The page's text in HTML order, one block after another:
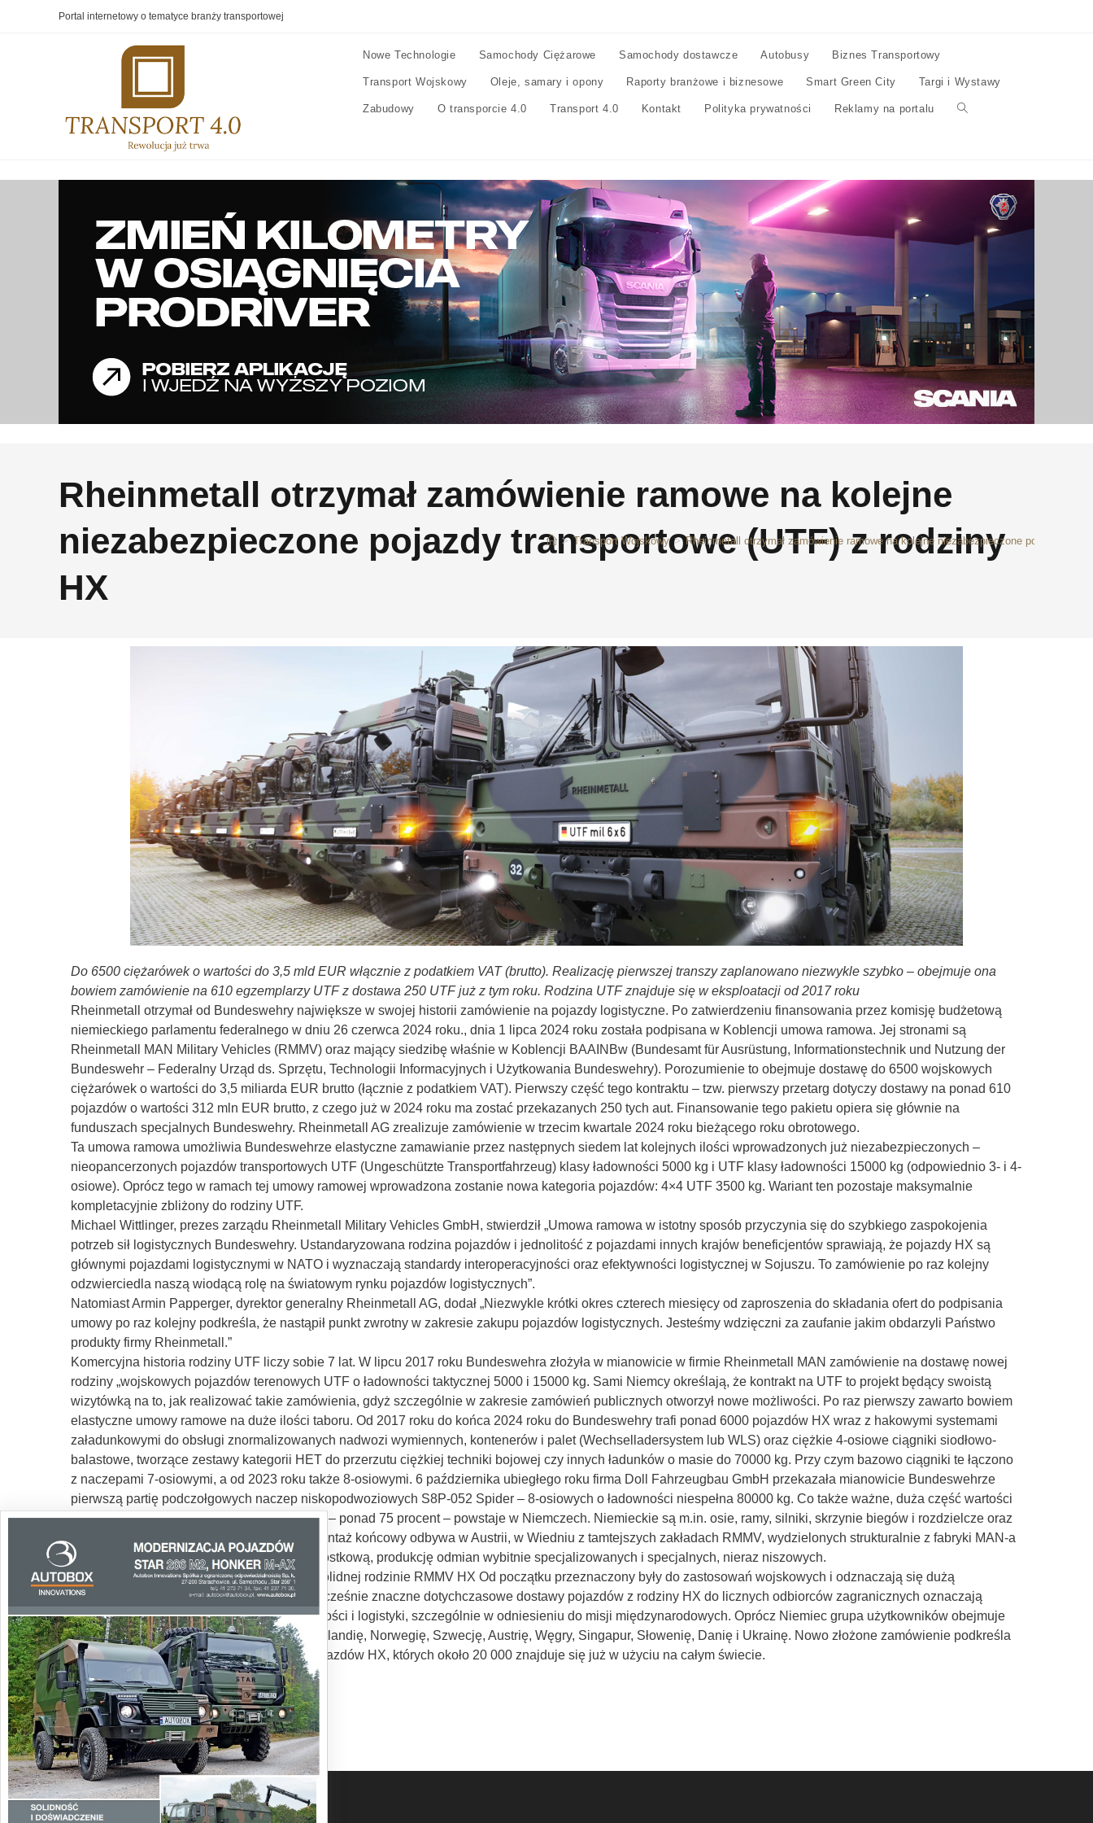
Portal internetowy o tematyce branży transportowej
Nowe Technologie Samochody Ciężarowe Samochody dostawcze Autobusy Biznes Transportowy
Transport Wojskowy Oleje, samary i opony Raporty branżowe i biznesowe Smart Green City Targi i Wystawy
Zabudowy O transporcie 4.0 Transport 4.0 Kontakt Polityka prywatności Reklamy na portalu
Rheinmetall otrzymał zamówienie ramowe na kolejne
niezabezpieczone pojazdy transportowe (UTF) z rodziny
HX
> Transport Wojskowy > Rheinmetall otrzymał zamówienie ramowe na kolejne niezabezpieczone pojazdy
Do 6500 ciężarówek o wartości do 3,5 mld EUR włącznie z podatkiem VAT (brutto). Realizację pierwszej transzy zaplanowano niezwykle szybko – obejmuje ona
bowiem zamówienie na 610 egzemplarzy UTF z dostawa 250 UTF już z tym roku. Rodzina UTF znajduje się w eksploatacji od 2017 roku
Rheinmetall otrzymał od Bundeswehry największe w swojej historii zamówienie na pojazdy logistyczne. Po zatwierdzeniu finansowania przez komisję budżetową
niemieckiego parlamentu federalnego w dniu 26 czerwca 2024 roku., dnia 1 lipca 2024 roku została podpisana w Koblencji umowa ramowa. Jej stronami są
Rheinmetall MAN Military Vehicles (RMMV) oraz mający siedzibę właśnie w Koblencji BAAINBw (Bundesamt für Ausrüstung, Informationstechnik und Nutzung der
Bundeswehr – Federalny Urząd ds. Sprzętu, Technologii Informacyjnych i Użytkowania Bundeswehry). Porozumienie to obejmuje dostawę do 6500 wojskowych
ciężarówek o wartości do 3,5 miliarda EUR brutto (łącznie z podatkiem VAT). Pierwszy część tego kontraktu – tzw. pierwszy przetarg dotyczy dostawy na ponad 610
pojazdów o wartości 312 mln EUR brutto, z czego już w 2024 roku ma zostać przekazanych 250 tych aut. Finansowanie tego pakietu opiera się głównie na
funduszach specjalnych Bundeswehry. Rheinmetall AG zrealizuje zamówienie w trzecim kwartale 2024 roku bieżącego roku obrotowego.
Ta umowa ramowa umożliwia Bundeswehrze elastyczne zamawianie przez następnych siedem lat kolejnych ilości wprowadzonych już niezabezpieczonych –
nieopancerzonych pojazdów transportowych UTF (Ungeschützte Transportfahrzeug) klasy ładowności 5000 kg i UTF klasy ładowności 15000 kg (odpowiednio 3- i 4-
osiowe). Oprócz tego w ramach tej umowy ramowej wprowadzona zostanie nowa kategoria pojazdów: 4×4 UTF 3500 kg. Wariant ten pozostaje maksymalnie
kompletacyjnie zbliżony do rodziny UTF.
Michael Wittlinger, prezes zarządu Rheinmetall Military Vehicles GmbH, stwierdził „Umowa ramowa w istotny sposób przyczynia się do szybkiego zaspokojenia
potrzeb sił logistycznych Bundeswehry. Ustandaryzowana rodzina pojazdów i jednolitość z pojazdami innych krajów beneficjentów sprawiają, że pojazdy HX są
głównymi pojazdami logistycznymi w NATO i wyznaczają standardy interoperacyjności oraz efektywności logistycznej w Sojuszu. To zamówienie po raz kolejny
odzwierciedla naszą wiodącą rolę na światowym rynku pojazdów logistycznych”.
Natomiast Armin Papperger, dyrektor generalny Rheinmetall AG, dodał „Niezwykle krótki okres czterech miesięcy od zaproszenia do składania ofert do podpisania
umowy po raz kolejny podkreśla, że nastąpił punkt zwrotny w zakresie zakupu pojazdów logistycznych. Jesteśmy wdzięczni za zaufanie jakim obdarzyli Państwo
produkty firmy Rheinmetall.”
Komercyjna historia rodziny UTF liczy sobie 7 lat. W lipcu 2017 roku Bundeswehra złożyła w mianowicie w firmie Rheinmetall MAN zamówienie na dostawę nowej
rodziny „wojskowych pojazdów terenowych UTF o ładowności taktycznej 5000 i 15000 kg. Sami Niemcy określają, że kontrakt na UTF to projekt będący swoistą
wizytówką na to, jak realizować takie zamówienia, gdyż szczególnie w zakresie zamówień publicznych otworzył nowe możliwości. Po raz pierwszy zawarto bowiem
elastyczne umowy ramowe na duże ilości taboru. Od 2017 roku do końca 2024 roku do Bundeswehry trafi ponad 6000 pojazdów HX wraz z hakowymi systemami
załadunkowymi do obsługi znormalizowanych nadwozi wymiennych, kontenerów i palet (Wechselladersystem lub WLS) oraz ciężkie 4-osiowe ciągniki siodłowo-
balastowe, tworzące zestawy kategorii HET do przerzutu ciężkiej techniki bojowej czy innych ładunków o masie do 70000 kg. Przy czym bazowo ciągniki te łączono
z naczepami 7-osiowymi, a od 2023 roku także 8-osiowymi. 6 października ubiegłego roku firma Doll Fahrzeugbau GmbH przekazała mianowicie Bundeswehrze
pierwszą partię podczołgowych naczep niskopodwoziowych S8P-052 Spider – 8-osiowych o ładowności niespełna 80000 kg. Co także ważne, duża część wartości
dodanej tworzonej przy budowie WLS i UTF – ponad 75 procent – powstaje w Niemczech. Niemieckie są m.in. osie, ramy, silniki, skrzynie biegów i rozdzielcze oraz
wiele elementów wyposażenia. Niemniej montaż końcowy odbywa w Austrii, w Wiedniu z tamtejszych zakładach RMMV, wydzielonych strukturalnie z fabryki MAN-a
odpowiadającej za małoseryjną, w tym jednostkową, produkcję odmian wybitnie specjalizowanych i specjalnych, nieraz niszowych.
Konstrukcyjnie UTF i WLS opierają się na solidnej rodzinie RMMV HX Od początku przeznaczony były do zastosowań wojskowych i odznaczają się dużą
mobilnością, także w ciężkim terenie. Jednocześnie znaczne dotychczasowe dostawy pojazdów z rodziny HX do licznych odbiorców zagranicznych oznaczają
poważne korzyści w zakresie interoperacyjności i logistyki, szczególnie w odniesieniu do misji międzynarodowych. Oprócz Niemiec grupa użytkowników obejmuje
obecnie Wielką Brytanię, Australię, Nową Zelandię, Norwegię, Szwecję, Austrię, Węgry, Singapur, Słowenię, Danię i Ukrainę. Nowo złożone zamówienie podkreśla
wysoki poziom akceptacji sprawdzonych pojazdów HX, których około 20 000 znajduje się już w użyciu na całym świecie.
Tekst: Jarosław Brach
Zdjęcia: Producent